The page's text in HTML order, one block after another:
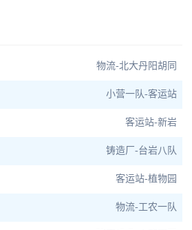
物流-北大丹阳胡同
小营一队-客运站
客运站-新岩
铸造厂-台岩八队
客运站-植物园
物流-工农一队